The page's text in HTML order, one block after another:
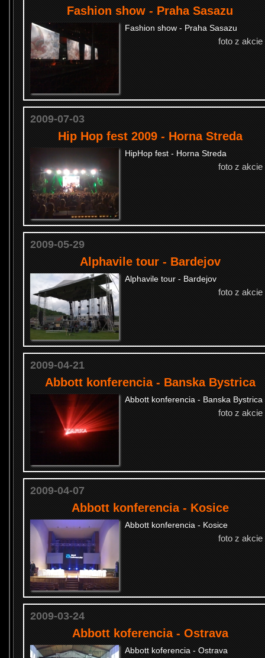
Fashion show - Praha Sasazu
Fashion show - Praha Sasazu
foto z akcie
2009-07-03
Hip Hop fest 2009 - Horna Streda
HipHop fest - Horna Streda
foto z akcie
2009-05-29
Alphavile tour - Bardejov
Alphavile tour - Bardejov
foto z akcie
2009-04-21
Abbott konferencia - Banska Bystrica
Abbott konferencia - Banska Bystrica
foto z akcie
2009-04-07
Abbott konferencia - Kosice
Abbott konferencia - Kosice
foto z akcie
2009-03-24
Abbott koferencia - Ostrava
Abbott koferencia - Ostrava